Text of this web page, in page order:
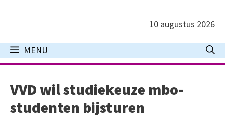
inhoud
10 augustus 2026
MENU
VVD wil studiekeuze mbo-
studenten bijsturen